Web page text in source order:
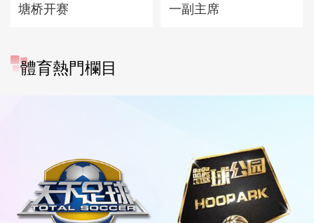
塘桥开赛
一副主席
體育熱門欄目